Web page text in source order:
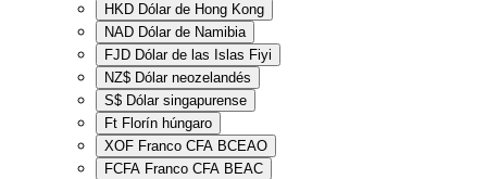
HKD Dólar de Hong Kong
NAD Dólar de Namibia
FJD Dólar de las Islas Fiyi
NZ$ Dólar neozelandés
S$ Dólar singapurense
Ft Florín húngaro
XOF Franco CFA BCEAO
FCFA Franco CFA BEAC